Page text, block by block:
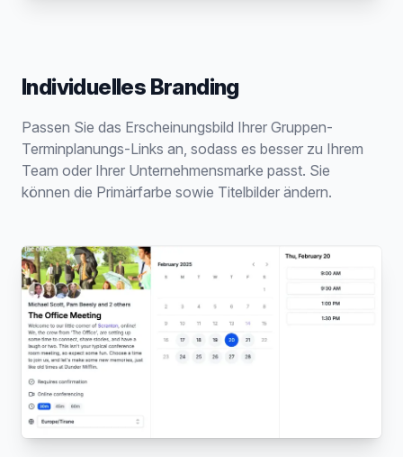
Individuelles Branding
Passen Sie das Erscheinungsbild Ihrer Gruppen-
Terminplanungs-Links an, sodass es besser zu Ihrem
Team oder Ihrer Unternehmensmarke passt. Sie
können die Primärfarbe sowie Titelbilder ändern.